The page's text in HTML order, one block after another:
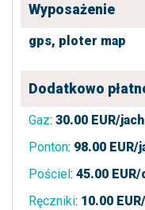
Wyposażenie
gps, ploter map
Dodatkowo
Gaz: 30.00 EUR/
Ponton: 98.00
Pościel: 45.00
Ręczniki: 10.00